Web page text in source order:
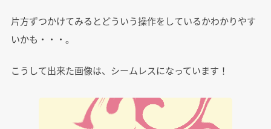
片方ずつかけてみるとどういう操作をしているかわかりやす
いかも・・・。
こうして出来た画像は、シームレスになっています！